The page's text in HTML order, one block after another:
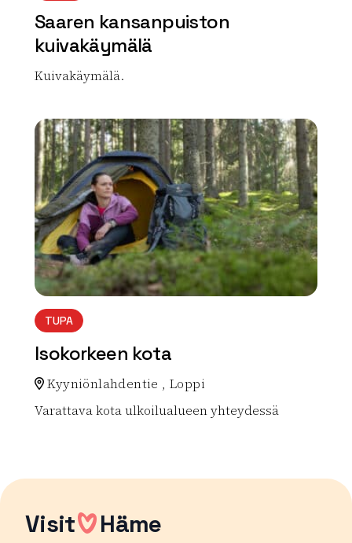
Saaren kansanpuiston
kuivakäymälä
Kuivakäymälä.
array(0) { }
TUPA
Isokorkeen kota
Kyyniönlahdentie , Loppi
Varattava kota ulkoilualueen yhteydessä
Visit Häme